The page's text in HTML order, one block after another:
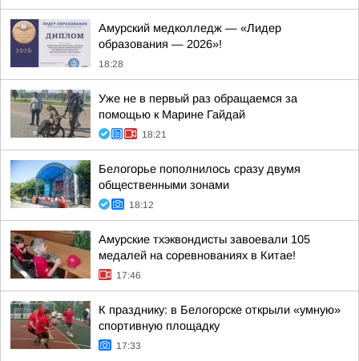
Амурский медколледж — «Лидер
образования — 2026»!
18:28
Уже не в первый раз обращаемся за
помощью к Марине Гайдай
18:21
Белогорье пополнилось сразу двумя
общественными зонами
18:12
Амурские тхэквондисты завоевали 105
медалей на соревнованиях в Китае!
17:46
К празднику: в Белогорске открыли «умную»
спортивную площадку
17:33